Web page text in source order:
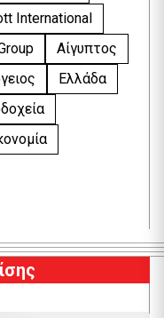
International
Αίγυπτος
Ελλάδα